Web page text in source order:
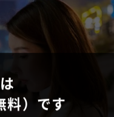
料）です